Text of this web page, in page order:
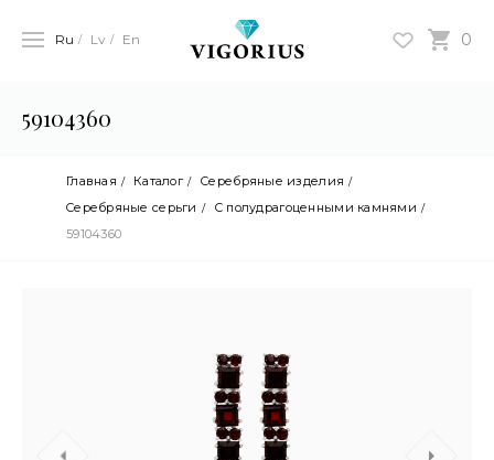
0
Ru Lv En
59104360
Главная Каталог
Серебряные изделия
Cеребряные серьги
С полудрагоценными камнями
59104360